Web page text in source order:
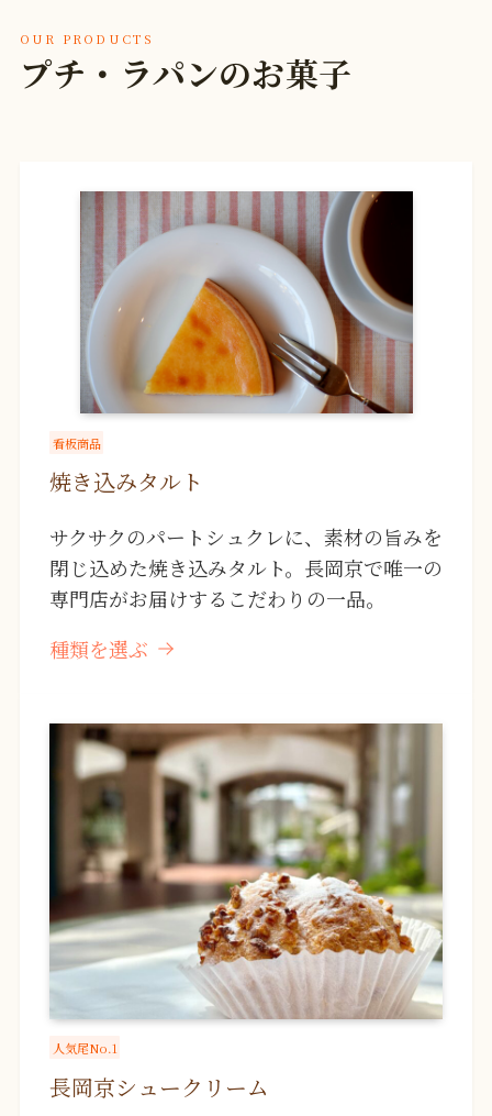
OUR PRODUCTS
プチ・ラパンのお菓子
看板商品
焼き込みタルト
サクサクのパートシュクレに、素材の旨みを
閉じ込めた焼き込みタルト。長岡京で唯一の
専門店がお届けするこだわりの一品。
種類を選ぶ
人気尾No.1
長岡京シュークリーム